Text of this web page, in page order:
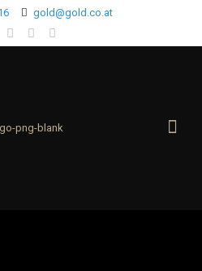
gold@gold.co.at